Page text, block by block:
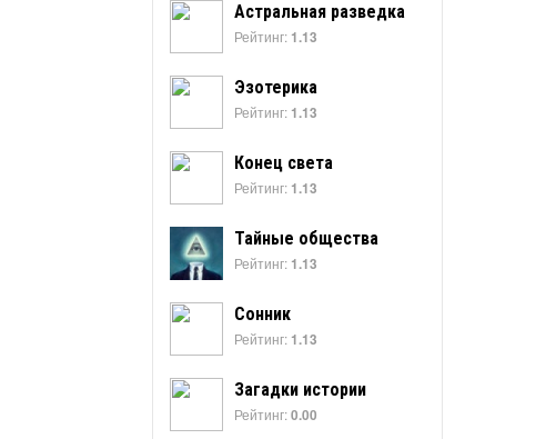
Астральная разведка
Рейтинг: 1.13
Эзотерика
Рейтинг: 1.13
Конец света
Рейтинг: 1.13
Тайные общества
Рейтинг: 1.13
Сонник
Рейтинг: 1.13
Загадки истории
Рейтинг:0.00